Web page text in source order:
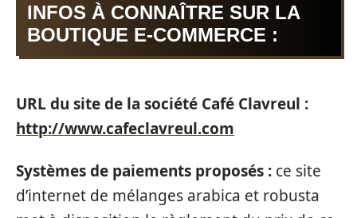
INFOS À CONNAÎTRE SUR LA
BOUTIQUE E-COMMERCE :
URL du site de la société Café Clavreul :
http://www.cafeclavreul.com
Systèmes de paiements proposés : ce site
d’internet de mélanges arabica et robusta